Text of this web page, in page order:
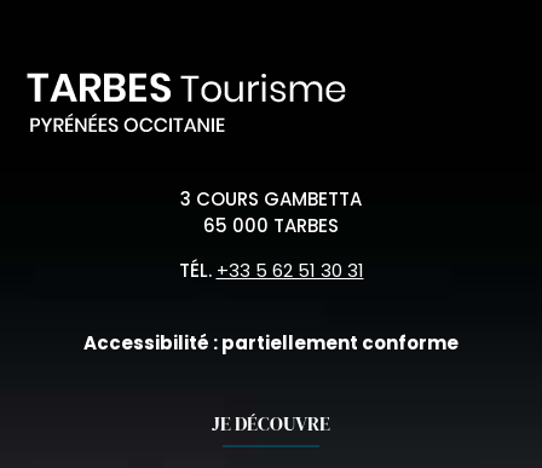
3 COURS GAMBETTA
65 000 TARBES
TÉL. +33 5 62 51 30 31
Accessibilité : partiellement conforme
JE DÉCOUVRE